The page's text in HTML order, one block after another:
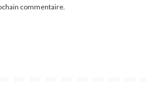
commentaire.